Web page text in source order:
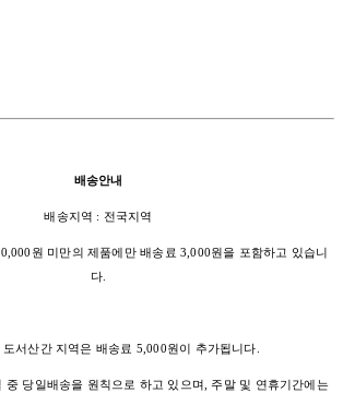
배송안내
배송지역 : 전국지역
원 미만의 제품에만 배송료 3,000원을 포함하고 있습니
다.
서산간 지역은 배송료 5,000원이 추가됩니다.
중 당일배송을 원칙으로 하고 있으며, 주말 및 연휴기간에는